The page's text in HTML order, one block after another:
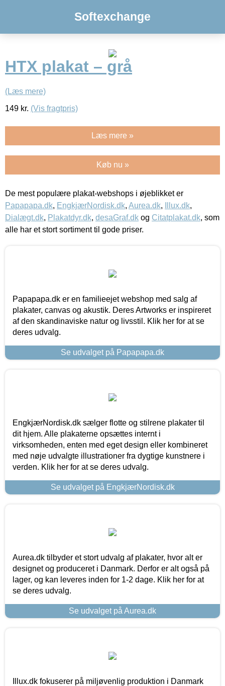
Softexchange
HTX plakat – grå
(Læs mere)
149 kr. (Vis fragtpris)
Læs mere »
Køb nu »
De mest populære plakat-webshops i øjeblikket er
Papapapa.dk, EngkjærNordisk.dk, Aurea.dk, Illux.dk,
Dialægt.dk, Plakatdyr.dk, desaGraf.dk og Citatplakat.dk, som
alle har et stort sortiment til gode priser.
Papapapa.dk er en familieejet webshop med salg af
plakater, canvas og akustik. Deres Artworks er inspireret
af den skandinaviske natur og livsstil. Klik her for at se
deres udvalg.
Se udvalget på Papapapa.dk
EngkjærNordisk.dk sælger flotte og stilrene plakater til
dit hjem. Alle plakaterne opsættes internt i
virksomheden, enten med eget design eller kombineret
med nøje udvalgte illustrationer fra dygtige kunstnere i
verden. Klik her for at se deres udvalg.
Se udvalget på EngkjærNordisk.dk
Aurea.dk tilbyder et stort udvalg af plakater, hvor alt er
designet og produceret i Danmark. Derfor er alt også på
lager, og kan leveres inden for 1-2 dage. Klik her for at
se deres udvalg.
Se udvalget på Aurea.dk
Illux.dk fokuserer på miljøvenlig produktion i Danmark